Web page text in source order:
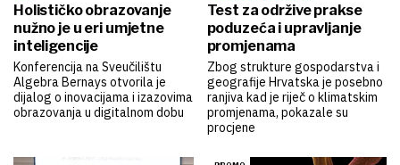
Holističko obrazovanje
nužno je u eri umjetne
inteligencije
Konferencija na Sveučilištu
Algebra Bernays otvorila je
dijalog o inovacijama i izazovima
obrazovanja u digitalnom dobu
Test za održive prakse
poduzeća i upravljanje
promjenama
Zbog strukture gospodarstva i
geografije Hrvatska je posebno
ranjiva kad je riječ o klimatskim
promjenama, pokazale su
procjene